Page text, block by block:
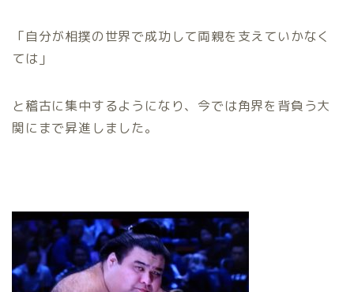
「自分が相撲の世界で成功して両親を支えていかなく
ては」
と稽古に集中するようになり、今では角界を背負う大
関にまで昇進しました。